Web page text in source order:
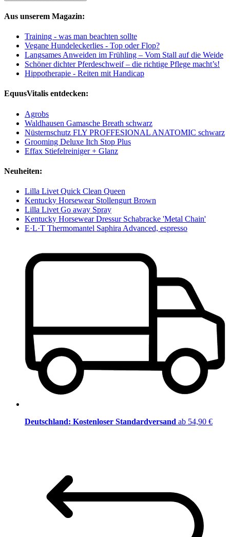
Aus unserem Magazin:
Training - was man beachten sollte
Vegane Hundeleckerlies - Top oder Flop?
Langsames Anweiden im Frühling – Vom Stall auf die Weide
Schöner dichter Pferdeschweif – die richtige Pflege macht’s!
Hippotherapie - Reiten mit Handicap
EquusVitalis entdecken:
Agrobs
Waldhausen Gamasche Breath schwarz
Nüsternschutz FLY PROFFESIONAL ANATOMIC schwarz
Grooming Deluxe Itch Stop Plus
Effax Stiefelreiniger + Glanz
Neuheiten:
Lilla Livet Quick Clean Queen
Kentucky Horsewear Stollengurt Brown
Lilla Livet Go away Spray
Kentucky Horsewear Dressur Schabracke 'Metal Chain'
E·L·T Thermomantel Saphira Advanced, espresso
Deutschland: Kostenloser Standardversand ab 54,90 €